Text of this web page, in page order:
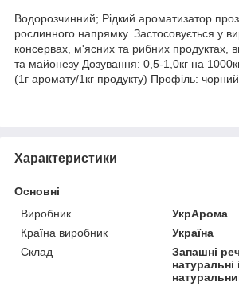
Водорозчинний; Рідкий ароматизатор
рослинного напрямку. Застосовується у
консервах, м'ясних та рибних продуктах,
та майонезу Дозування: 0,5-1,0кг на
(1г аромату/1кг продукту) Профіль:
Характеристики
Основні
Виробник
УкрАрома
Країна виробник
Україна
Склад
Запашні
натуральні